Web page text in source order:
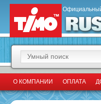
О КОМПАНИИ ОПЛАТА